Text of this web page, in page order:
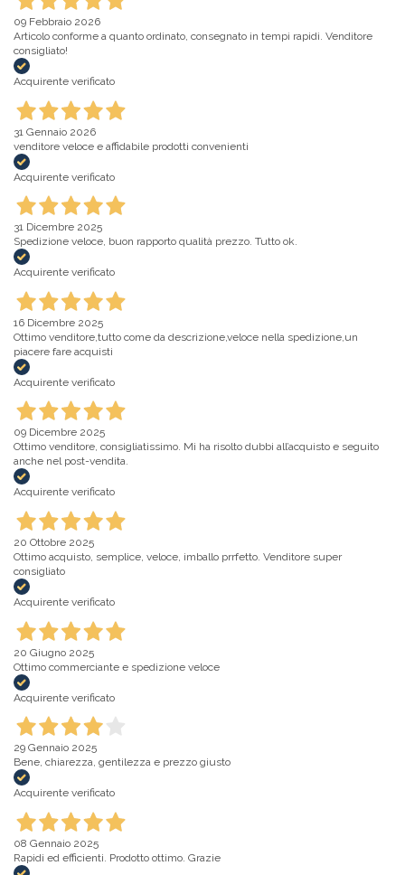
09 Febbraio 2026
Articolo conforme a quanto ordinato, consegnato in tempi rapidi. Venditore
consigliato!
Acquirente verificato
31 Gennaio 2026
venditore veloce e affidabile prodotti convenienti
Acquirente verificato
31 Dicembre 2025
Spedizione veloce, buon rapporto qualità prezzo. Tutto ok.
Acquirente verificato
16 Dicembre 2025
Ottimo venditore,tutto come da descrizione,veloce nella spedizione,un
piacere fare acquisti
Acquirente verificato
09 Dicembre 2025
Ottimo venditore, consigliatissimo. Mi ha risolto dubbi all’acquisto e seguito
anche nel post-vendita.
Acquirente verificato
20 Ottobre 2025
Ottimo acquisto, semplice, veloce, imballo prrfetto. Venditore super
consigliato
Acquirente verificato
20 Giugno 2025
Ottimo commerciante e spedizione veloce
Acquirente verificato
29 Gennaio 2025
Bene, chiarezza, gentilezza e prezzo giusto
Acquirente verificato
08 Gennaio 2025
Rapidi ed efficienti. Prodotto ottimo. Grazie